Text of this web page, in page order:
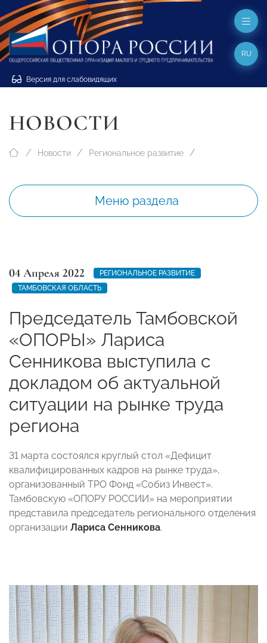
Версия для слабовидящих
RU
НОВОСТИ
Новости Региональное развитие
Меню раздела
04 Апреля 2022
РЕГИОНАЛЬНОЕ РАЗВИТИЕ
ТАМБОВСКАЯ ОБЛАСТЬ
Председатель Тамбовской
«ОПОРЫ» Лариса
Сенникова выступила с
докладом об актуальной
ситуации на рынке труда
региона
31 марта состоялся круглый стол «Дефицит
квалифицированных кадров на рынке труда»,
организованный ТРО Фонд «Собиз Инвест».
Тамбовскую «ОПОРУ РОССИИ» на мероприятии
представила председатель регионального отделения
организации Лариса Сенникова.